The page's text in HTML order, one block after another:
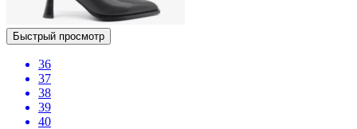
Быстрый просмотр
36
37
38
39
40